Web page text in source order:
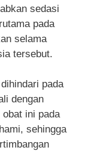
sedasi
pada
selama
tersebut.
pada
dengan
ini pada
sehingga